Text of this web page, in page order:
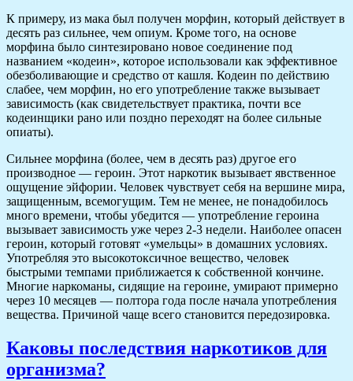
К примеру, из мака был получен морфин, который действует в
десять раз сильнее, чем опиум. Кроме того, на основе
морфина было синтезировано новое соединение под
названием «кодеин», которое использовали как эффективное
обезболивающие и средство от кашля. Кодеин по действию
слабее, чем морфин, но его употребление также вызывает
зависимость (как свидетельствует практика, почти все
кодеинщики рано или поздно переходят на более сильные
опиаты).
Сильнее морфина (более, чем в десять раз) другое его
производное — героин. Этот наркотик вызывает явственное
ощущение эйфории. Человек чувствует себя на вершине мира,
защищенным, всемогущим. Тем не менее, не понадобилось
много времени, чтобы убедится — употребление героина
вызывает зависимость уже через 2-3 недели. Наиболее опасен
героин, который готовят «умельцы» в домашних условиях.
Употребляя это высокотоксичное вещество, человек
быстрыми темпами приближается к собственной кончине.
Многие наркоманы, сидящие на героине, умирают примерно
через 10 месяцев — полтора года после начала употребления
вещества. Причиной чаще всего становится передозировка.
Каковы последствия наркотиков для
организма?